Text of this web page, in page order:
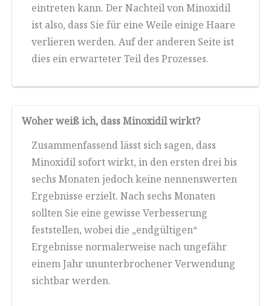
eintreten kann. Der Nachteil von Minoxidil
ist also, dass Sie für eine Weile einige Haare
verlieren werden. Auf der anderen Seite ist
dies ein erwarteter Teil des Prozesses.
Woher weiß ich, dass Minoxidil wirkt?
Zusammenfassend lässt sich sagen, dass
Minoxidil sofort wirkt, in den ersten drei bis
sechs Monaten jedoch keine nennenswerten
Ergebnisse erzielt. Nach sechs Monaten
sollten Sie eine gewisse Verbesserung
feststellen, wobei die „endgültigen“
Ergebnisse normalerweise nach ungefähr
einem Jahr ununterbrochener Verwendung
sichtbar werden.